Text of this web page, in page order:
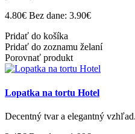
4.80€ Bez dane: 3.90€
Pridať do košíka
Pridať do zoznamu želaní
Porovnať produkt
Lopatka na tortu Hotel
Decentný tvar a elegantný